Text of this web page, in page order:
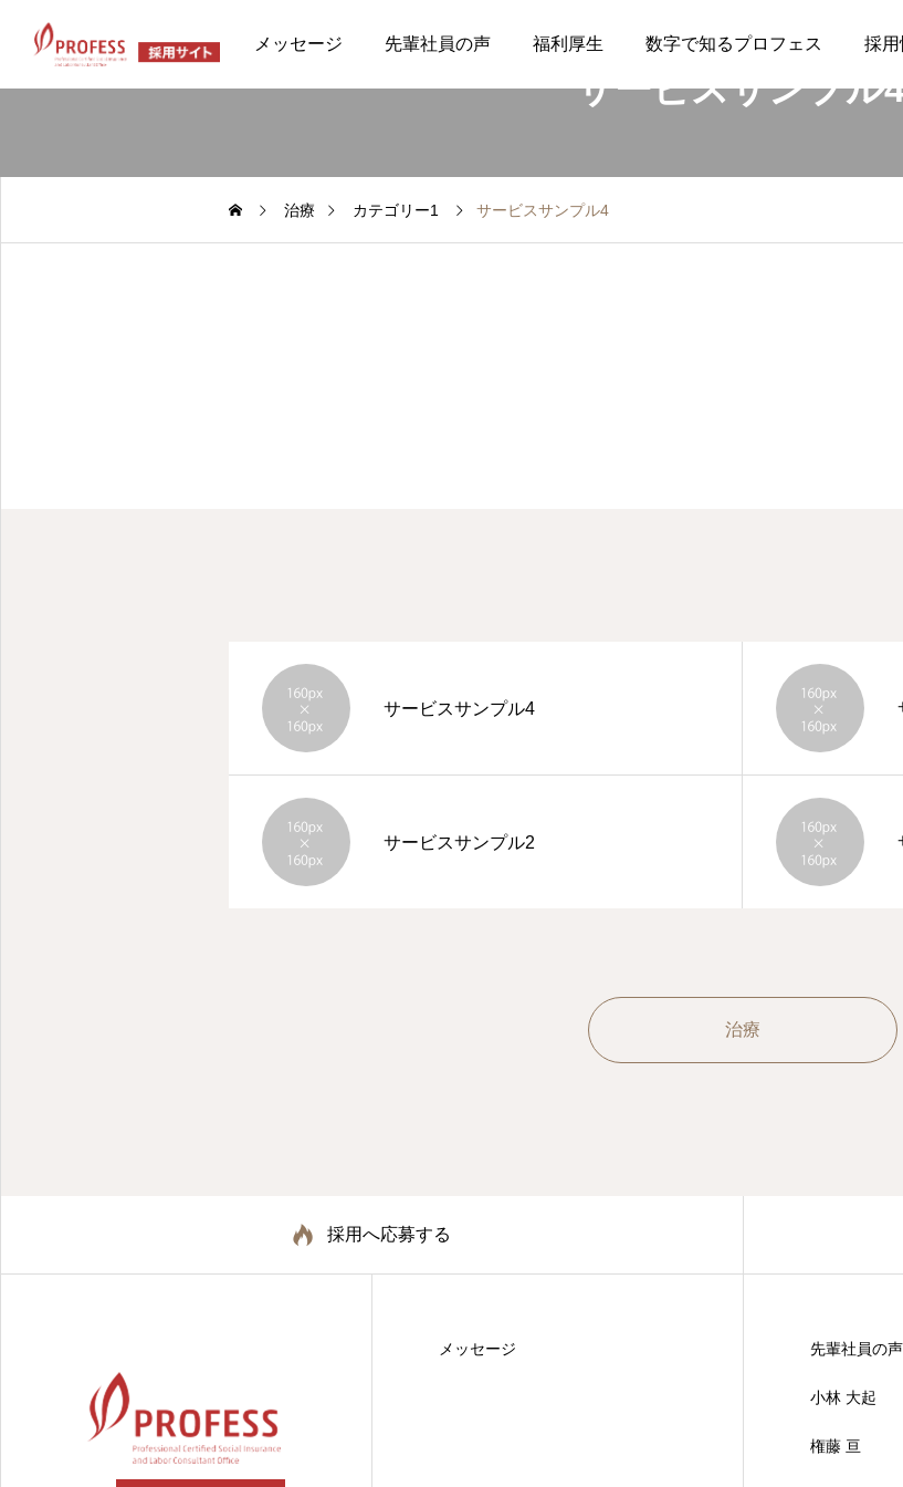
メッセージ 先輩社員の声 福利厚生 数字で知るプロフェス 採用
サービスサンプル
治療 カテゴリー1 サービスサンプル4
サービスサンプル4
サービスサンプル2
治療
採用へ応募する
メッセージ 先輩社員の声
小林 大起
権藤 亘